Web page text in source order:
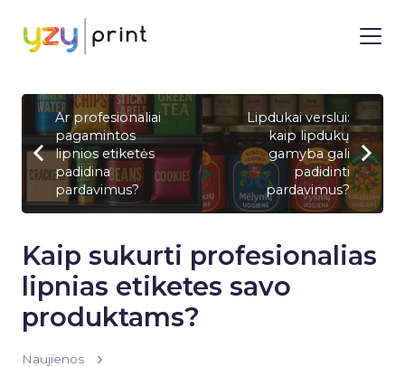
Ar profesionaliai
pagamintos
lipnios etiketės
padidina
pardavimus?
Lipdukai verslui:
kaip lipdukų
gamyba gali
padidinti
pardavimus?
Kaip sukurti profesionalias
lipnias etiketes savo
produktams?
Naujienos